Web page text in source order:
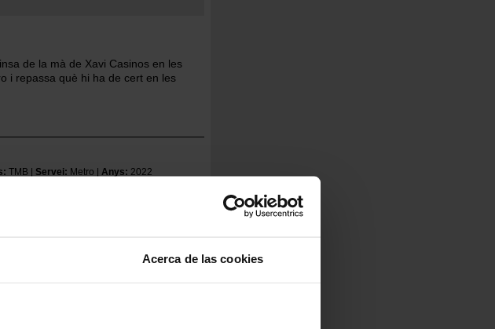
Acerca de las cookies
de la mà de Xavi Casinos en les
i repassa què hi ha de cert en les
TMB Servei Metro Anys 2022